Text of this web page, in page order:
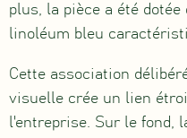
plus, la pièce a été
linoléum bleu
Cette association
visuelle crée un lien
l'entreprise. Sur le fond,